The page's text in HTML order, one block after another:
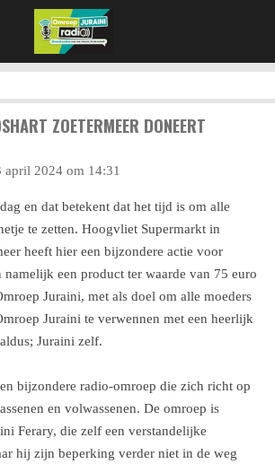
ZOETERMEER DONEERT
april 2024 om 14:31
en dat betekent dat het tijd is om alle
te zetten. Hoogvliet Supermarkt in
heeft hier een bijzondere actie voor
namelijk een product ter waarde van 75 euro
Juraini, met als doel om alle moeders
Juraini te verwennen met een heerlijk
Juraini zelf.
bijzondere radio-omroep die zich richt op
en volwassenen. De omroep is
Ferary, die zelf een verstandelijke
hij zijn beperking verder niet in de weg